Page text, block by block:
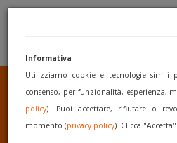
SEI UN
O UN
PUBBLICA
I TUOI
INIZIA A
Informativa
Utilizziamo cookie e tecnologie simili
consenso, per funzionalità, esperienza,
policy). Puoi accettare, rifiutare o
momento (privacy policy). Clicca